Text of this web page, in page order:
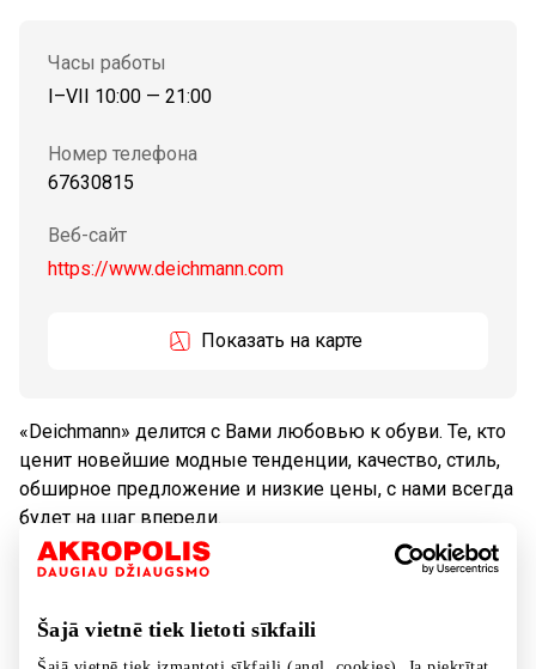
Šajā vietnē tiek lietoti sīkfaili
Часы работы
I–VII 10:00 — 21:00
Номер телефона
67630815
Веб-сайт
https://www.deichmann.com
Показать на карте
«Deichmann» делится с Вами любовью к обуви. Те, кто
ценит новейшие модные тенденции, качество, стиль,
обширное предложение и низкие цены, с нами всегда
будет на шаг впереди.